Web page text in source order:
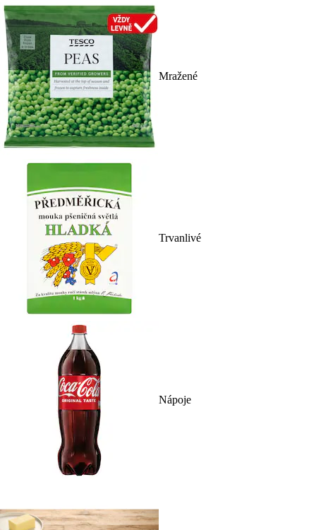
Mražené
Trvanlivé
Nápoje